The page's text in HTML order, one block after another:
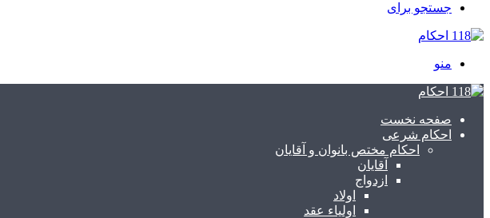
جستجو برای
منو
صفحه نخست
احکام شرعی
احکام مختص بانوان و آقایان
آقایان
ازدواج
اولاد
اولیاء عقد